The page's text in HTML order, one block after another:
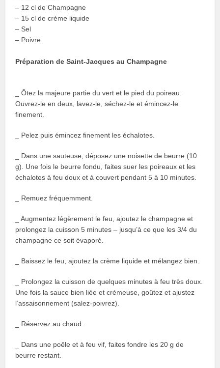
– 12 cl de Champagne
– 15 cl de crème liquide
– Sel
– Poivre
Préparation de Saint-Jacques au Champagne
_ Ôtez la majeure partie du vert et le pied du poireau.
Ouvrez-le en deux, lavez-le, séchez-le et émincez-le
finement.
_ Pelez puis émincez finement les échalotes.
_ Dans une sauteuse, déposez une noisette de beurre (10
g). Une fois le beurre fondu, faites suer les poireaux et les
échalotes à feu doux et à couvert pendant 5 à 10 minutes.
_ Remuez fréquemment.
_ Augmentez légèrement le feu, ajoutez le champagne et
prolongez la cuisson 5 minutes – jusqu’à ce que les 3/4 du
champagne ce soit évaporé.
_ Baissez le feu, ajoutez la crème liquide et mélangez bien.
_ Prolongez la cuisson de quelques minutes à feu très doux.
Une fois la sauce bien liée et crémeuse, goûtez et ajustez
l’assaisonnement (salez-poivrez).
_ Réservez au chaud.
_ Dans une poêle et à feu vif, faites fondre les 20 g de
beurre restant.